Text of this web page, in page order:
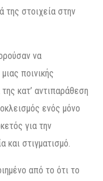
της στοιχεία στην
να
ποινικής
κατ’ αντιπαράθεση
ενός μόνο
για την
στιγματισμό.
από το ότι το